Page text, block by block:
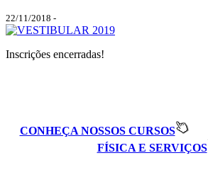
22/11/2018 -
Inscrições encerradas!
CONHEÇA NOSSOS CURSOS
FÍSICA E SERVIÇOS